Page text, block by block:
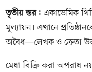
তৃতীয় স্তর: একাডেমিক
মূল্যায়ন। এখানে
অবৈধ—লেখক ও ক্রেতা
মেধা বিক্রি করা অপরাধ